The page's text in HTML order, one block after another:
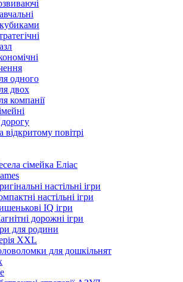
одного
двох
компанії
відкритому повітрі
сімейка Еліас
настільні ігри
настільні ігри
IQ ігри
дорожні ігри
для родини
XXL
для дошкільнят